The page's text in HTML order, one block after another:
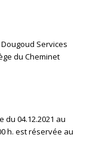
Services
du Cheminet
du 04.12.2021 au
h. est réservée au